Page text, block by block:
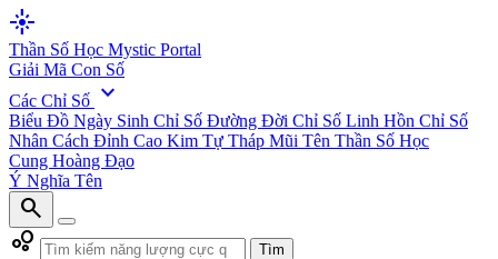
flare
Thần Số Học Mystic Portal
Giải Mã Con Số
Các Chỉ Số expand_more
Biểu Đồ Ngày Sinh Chỉ Số Đường Đời Chỉ Số Linh Hồn Chỉ Số
Nhân Cách Đỉnh Cao Kim Tự Tháp Mũi Tên Thần Số Học
Cung Hoàng Đạo
Ý Nghĩa Tên
search
bubble_chart
Tìm